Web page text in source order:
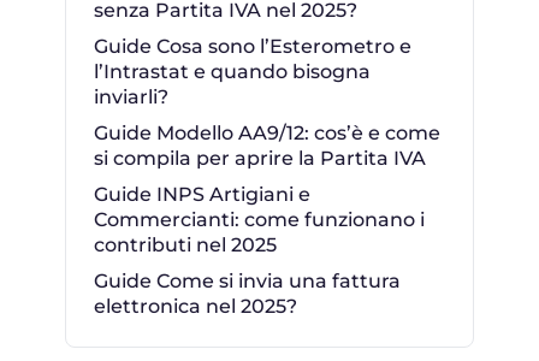
senza Partita IVA nel 2025?
Guide Cosa sono l’Esterometro e
l’Intrastat e quando bisogna
inviarli?
Guide Modello AA9/12: cos’è e come
si compila per aprire la Partita IVA
Guide INPS Artigiani e
Commercianti: come funzionano i
contributi nel 2025
Guide Come si invia una fattura
elettronica nel 2025?